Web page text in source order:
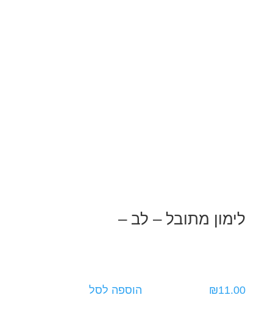
לימון מתובל – לב –
₪11.00 הוספה לסל